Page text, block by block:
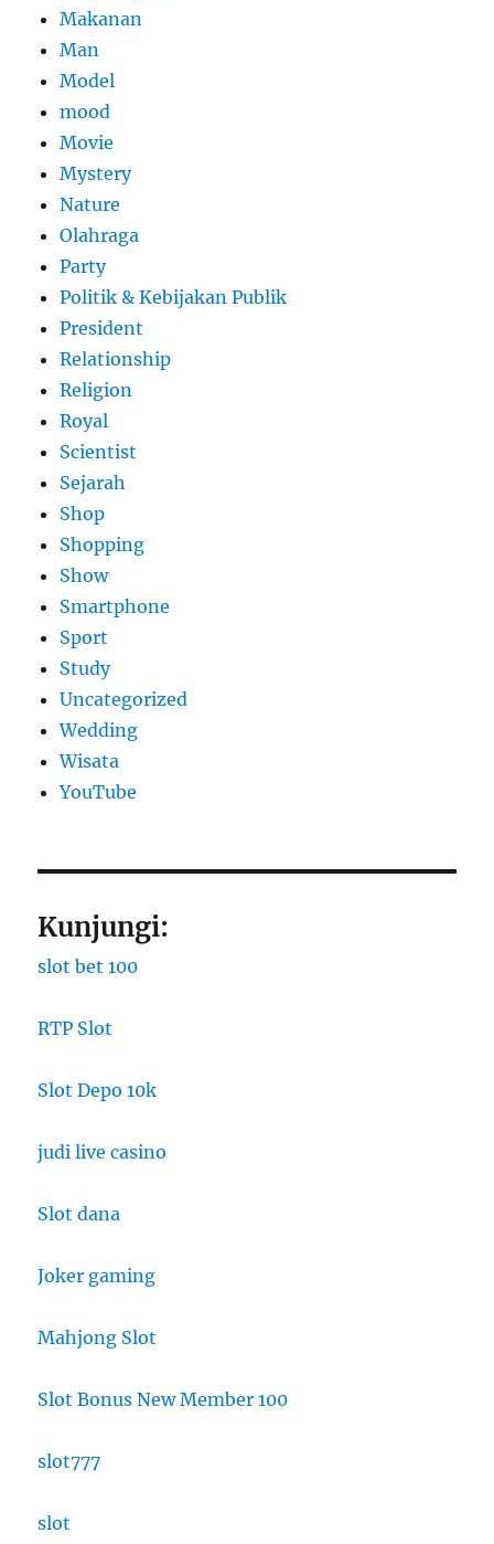
Makanan
Man
Model
mood
Movie
Mystery
Nature
Olahraga
Party
Politik & Kebijakan Publik
President
Relationship
Religion
Royal
Scientist
Sejarah
Shop
Shopping
Show
Smartphone
Sport
Study
Uncategorized
Wedding
Wisata
YouTube
Kunjungi:
slot bet 100
RTP Slot
Slot Depo 10k
judi live casino
Slot dana
Joker gaming
Mahjong Slot
Slot Bonus New Member 100
slot777
slot